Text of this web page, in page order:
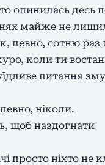
опинилась десь
майже не
певно, сотню раз
коли ти
питання
ніколи.
щоб наздогнати
просто ніхто не